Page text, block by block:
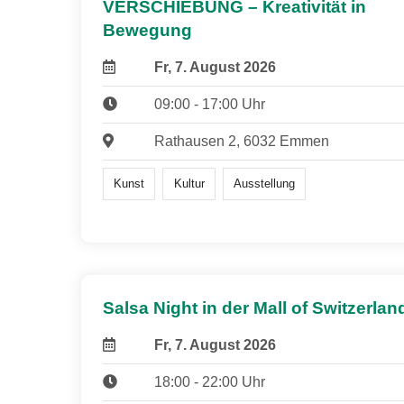
VERSCHIEBUNG – Kreativität in
Bewegung
Fr, 7. August 2026
09:00 - 17:00 Uhr
Rathausen 2, 6032 Emmen
Kunst Kultur Ausstellung
Salsa Night in der Mall of
Fr, 7. August 2026
18:00 - 22:00 Uhr